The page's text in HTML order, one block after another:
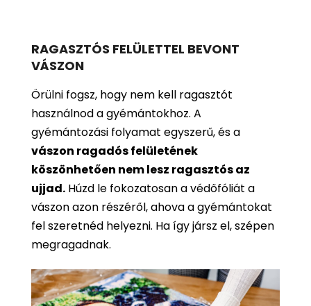
RAGASZTÓS FELÜLETTEL BEVONT
VÁSZON
Örülni fogsz, hogy nem kell ragasztót
használnod a gyémántokhoz. A
gyémántozási folyamat egyszerű, és a
vászon ragadós felületének
köszönhetően nem lesz ragasztós az
ujjad. Húzd le fokozatosan a védőfóliát a
vászon azon részéről, ahova a gyémántokat
fel szeretnéd helyezni. Ha így jársz el, szépen
megragadnak.